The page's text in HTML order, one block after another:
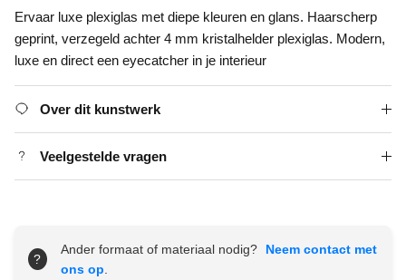
Ervaar luxe plexiglas met diepe kleuren en glans. Haarscherp
geprint, verzegeld achter 4 mm kristalhelder plexiglas. Modern,
luxe en direct een eyecatcher in je interieur
Over dit kunstwerk
Veelgestelde vragen
?
Ander formaat of materiaal nodig?
Neem contact met
ons op.